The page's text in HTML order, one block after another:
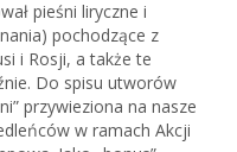
pieśni liryczne i
pochodzące z
i Rosji, a także te
Do spisu utworów
przywieziona na nasze
w ramach Akcji